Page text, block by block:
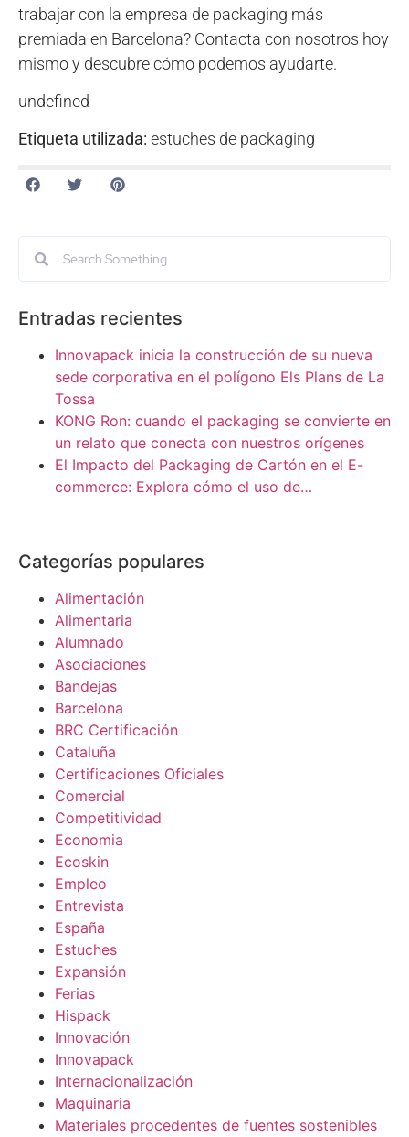
trabajar con la empresa de packaging más
premiada en Barcelona? Contacta con nosotros hoy
mismo y descubre cómo podemos ayudarte.
undefined
Etiqueta utilizada: estuches de packaging
Entradas recientes
Innovapack inicia la construcción de su nueva
sede corporativa en el polígono Els Plans de La
Tossa
KONG Ron: cuando el packaging se convierte en
un relato que conecta con nuestros orígenes
El Impacto del Packaging de Cartón en el E-
commerce: Explora cómo el uso de…
Categorías populares
Alimentación
Alimentaria
Alumnado
Asociaciones
Bandejas
Barcelona
BRC Certificación
Cataluña
Certificaciones Oficiales
Comercial
Competitividad
Economia
Ecoskin
Empleo
Entrevista
España
Estuches
Expansión
Ferias
Hispack
Innovación
Innovapack
Internacionalización
Maquinaria
Materiales procedentes de fuentes sostenibles